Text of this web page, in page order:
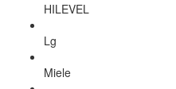
HILEVEL
Lg
Miele